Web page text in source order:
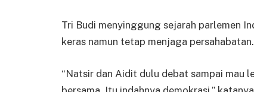
Tri Budi menyinggung sejarah parlemen
keras namun tetap menjaga persahabatan.
“Natsir dan Aidit dulu debat sampai mau